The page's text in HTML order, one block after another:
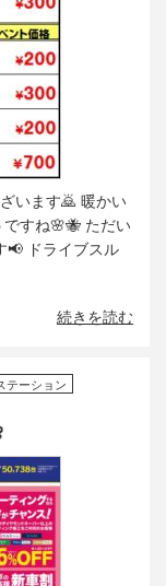
います🙇 暖かい
ですね🌸🐝 ただい
📢 ドライブスル
続きを読む
テーション